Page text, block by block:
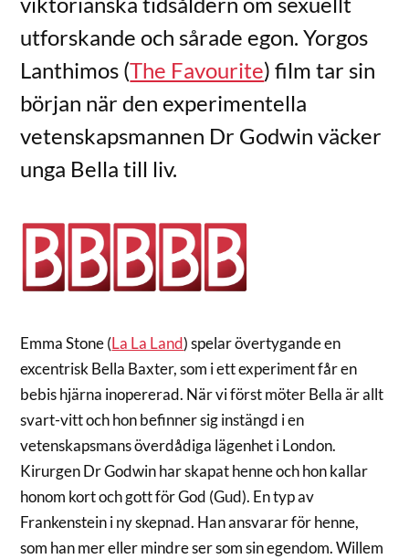
utforskande och sårade egon. Yorgos
Lanthimos (The Favourite) film tar sin
början när den experimentella
vetenskapsmannen Dr Godwin väcker
unga Bella till liv.
Emma Stone (La La Land) spelar övertygande en
excentrisk Bella Baxter, som i ett experiment får en
bebis hjärna inopererad. När vi först möter Bella är allt
svart-vitt och hon befinner sig instängd i en
vetenskapsmans överdådiga lägenhet i London.
Kirurgen Dr Godwin har skapat henne och hon kallar
honom kort och gott för God (Gud). En typ av
Frankenstein i ny skepnad. Han ansvarar för henne,
som han mer eller mindre ser som sin egendom. Willem